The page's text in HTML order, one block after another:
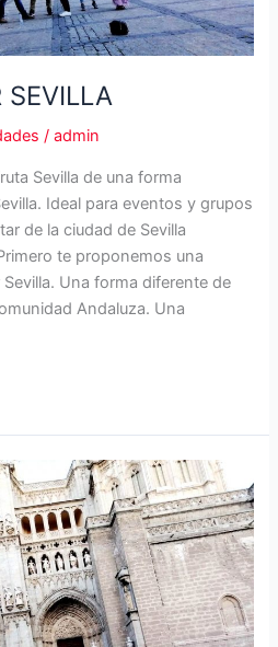
SEVILLA
/admin
Sevilla de una forma
Ideal para eventos y grupos
de la ciudad de Sevilla
te proponemos una
Una forma diferente de
Andaluza. Una